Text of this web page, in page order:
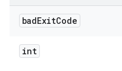
badExitCode
int